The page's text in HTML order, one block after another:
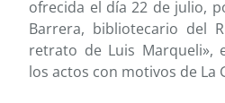
ofrecida el día 22 de julio,
Barrera, bibliotecario del
retrato de Luis Marqueli»,
los actos con motivos de La